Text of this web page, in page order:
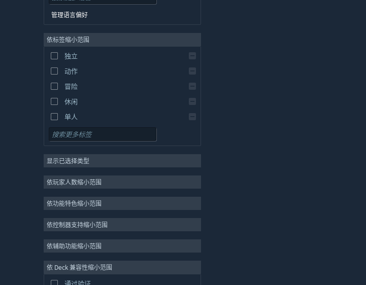
德语
西班牙语 - 西班牙
西班牙语 - 拉丁美洲
希腊语
管理语言偏好
依标签缩小范围
独立
动作
冒险
休闲
单人
模拟
策略
2D
3D
免费开玩
彩色
显示已选择类型
依玩家人数缩小范围
依功能特色缩小范围
依控制器支持缩小范围
依辅助功能缩小范围
依 Deck 兼容性缩小范围